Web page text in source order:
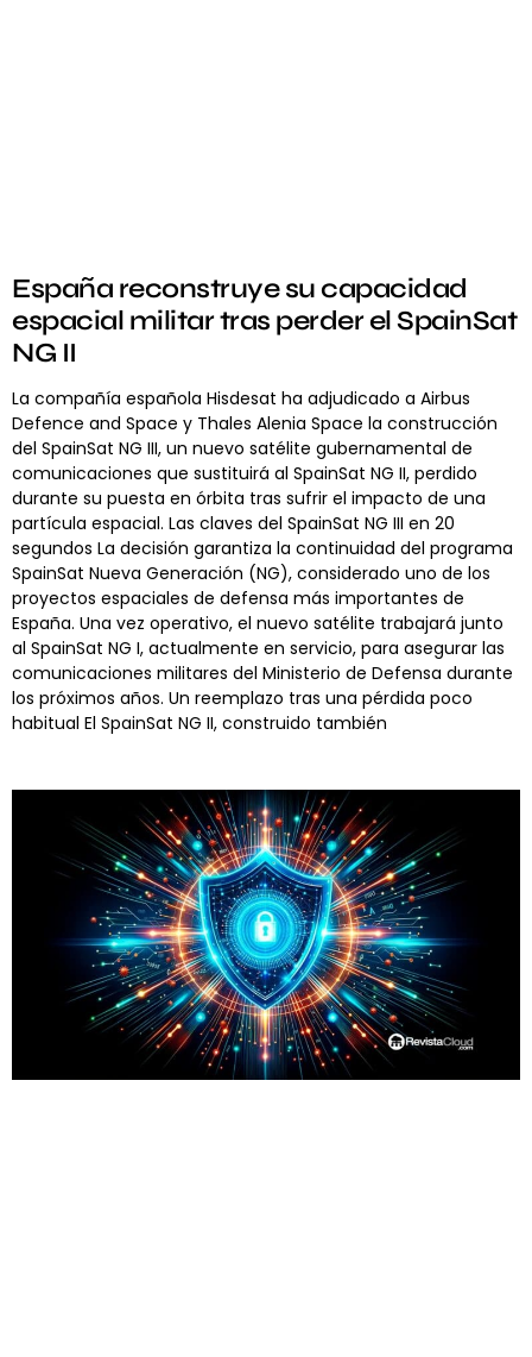
España reconstruye su capacidad
espacial militar tras perder el SpainSat
NG II
La compañía española Hisdesat ha adjudicado a Airbus
Defence and Space y Thales Alenia Space la construcción
del SpainSat NG III, un nuevo satélite gubernamental de
comunicaciones que sustituirá al SpainSat NG II, perdido
durante su puesta en órbita tras sufrir el impacto de una
partícula espacial. Las claves del SpainSat NG III en 20
segundos La decisión garantiza la continuidad del programa
SpainSat Nueva Generación (NG), considerado uno de los
proyectos espaciales de defensa más importantes de
España. Una vez operativo, el nuevo satélite trabajará junto
al SpainSat NG I, actualmente en servicio, para asegurar las
comunicaciones militares del Ministerio de Defensa durante
los próximos años. Un reemplazo tras una pérdida poco
habitual El SpainSat NG II, construido también